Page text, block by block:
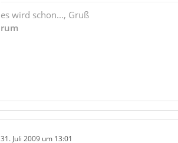
es wird schon..., Gruß
rum
31. Juli 2009 um 13:01